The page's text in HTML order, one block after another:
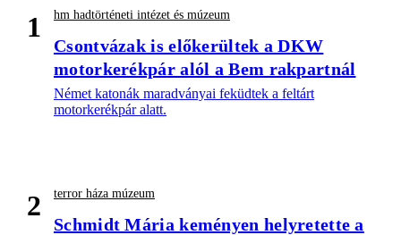
1 hm hadtörténeti intézet és múzeum
Csontvázak is előkerültek a DKW
motorkerékpár alól a Bem rakpartnál
Német katonák maradványai feküdtek a feltárt
motorkerékpár alatt.
2 terror háza múzeum
Schmidt Mária keményen helyretette a